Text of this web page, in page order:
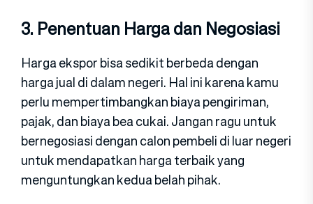
3. Penentuan Harga dan Negosiasi
Harga ekspor bisa sedikit berbeda dengan
harga jual di dalam negeri. Hal ini karena kamu
perlu mempertimbangkan biaya pengiriman,
pajak, dan biaya bea cukai. Jangan ragu untuk
bernegosiasi dengan calon pembeli di luar negeri
untuk mendapatkan harga terbaik yang
menguntungkan kedua belah pihak.